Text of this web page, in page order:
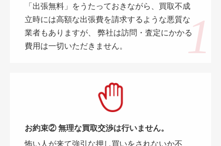
「出張無料」をうたっておきながら、買取不成
立時には高額な出張費を請求するような悪質な
業者もありますが、 弊社は訪問・査定にかかる
費用は一切いただきません。
お約束② 無理な買取交渉は行いません。
怖い人が来て強引な押し買いをされないか不